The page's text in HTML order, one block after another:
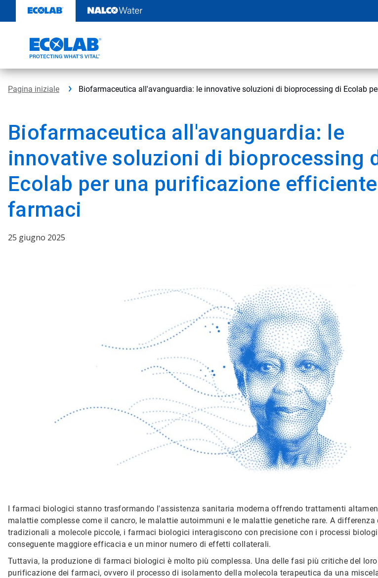
contenuto
Pagina iniziale Biofarmaceutica all'avanguardia: le innovative soluzioni di bioprocessing di Ecolab
Biofarmaceutica all'avanguardia: le
innovative soluzioni di bioprocessing
Ecolab per una purificazione
farmaci
25 giugno 2025
I farmaci biologici stanno trasformando l'assistenza sanitaria moderna offrendo trattamenti
malattie complesse come il cancro, le malattie autoimmuni e le malattie genetiche rare. A differenza
tradizionali a molecole piccole, i farmaci biologici interagiscono con precisione con i processi
conseguente maggiore efficacia e un minor numero di effetti collaterali.
Tuttavia, la produzione di farmaci biologici è molto più complessa. Una delle fasi più critiche del
purificazione dei farmaci, ovvero il processo di isolamento della molecola terapeutica da una